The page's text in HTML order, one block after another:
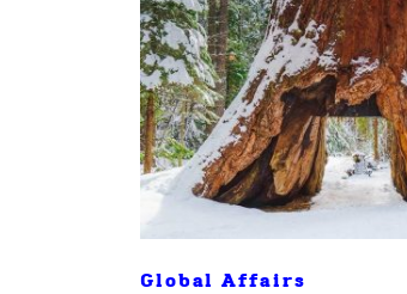
Global Affairs